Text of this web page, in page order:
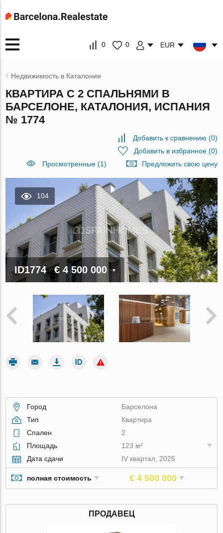
0 0 EUR
Недвижимость в Каталонии
КВАРТИРА С 2 СПАЛЬНЯМИ В
БАРСЕЛОНЕ, КАТАЛОНИЯ, ИСПАНИЯ
№ 1774
Добавить к сравнению (0)
Добавить в избранное(0)
Просмотренные (1)
Предложить свою цену
104
ID1774 € 4 500 000
Город
Барселона
Тип
Квартира
Спален
2
Площадь
123 м²
Дата сдачи
IV квартал, 2025
полная стоимость € 4 500 000
ПРОДАВЕЦ